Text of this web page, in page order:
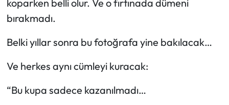
koparken belli olur. Ve o fırtınada dümeni
bırakmadı.
Belki yıllar sonra bu fotoğrafa yine bakılacak…
Ve herkes aynı cümleyi kuracak:
“Bu kupa sadece kazanılmadı…